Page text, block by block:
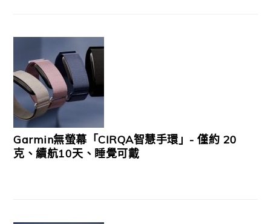
Garmin無螢幕「CIRQA智慧手環」- 僅約 20
克、續航10天、睡覺可戴